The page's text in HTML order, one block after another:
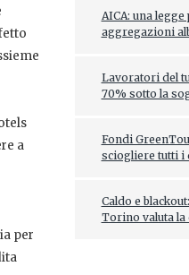
a
per
AICA: una legge
aggregazioni
Lavoratori del
70% sotto la
Fondi
sciogliere tutti i
Caldo e
Torino valuta la